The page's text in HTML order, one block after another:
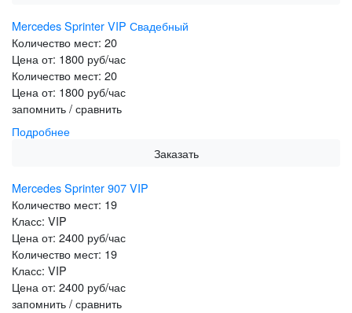
Mercedes Sprinter VIP Свадебный
Количество мест: 20
Цена от: 1800 руб/час
Количество мест: 20
Цена от: 1800 руб/час
запомнить / сравнить
Подробнее
Заказать
Mercedes Sprinter 907 VIP
Количество мест: 19
Класс: VIP
Цена от: 2400 руб/час
Количество мест: 19
Класс: VIP
Цена от: 2400 руб/час
запомнить / сравнить